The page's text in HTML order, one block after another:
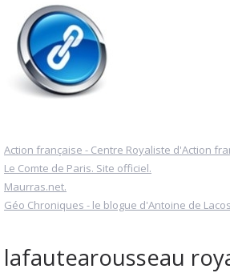
Action française - Centre Royaliste d'Action
Le Comte de Paris. Site officiel.
Maurras.net.
Géo Chroniques - le blogue d'Antoine de
lafautearousseau